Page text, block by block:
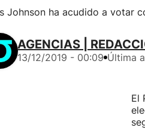
Johnson ha acudido a votar
AGENCIAS |
13/12/2019 - 00:09 Última
El